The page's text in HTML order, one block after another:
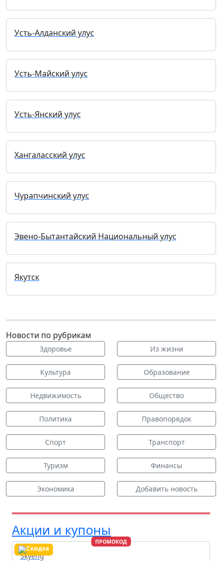
Усть-Алданский улус
Усть-Майский улус
Усть-Янский улус
Хангаласский улус
Чурапчинский улус
Эвено-Бытантайский Национальный улус
Якутск
Новости по рубрикам
Здоровье Из жизни
Культура Образование
Недвижимость Общество
Политика Правопорядок
Спорт Транспорт
Туризм Финансы
Экономика Добавить новость
Акции и купоны
ПРОМОКОД
Skyeng